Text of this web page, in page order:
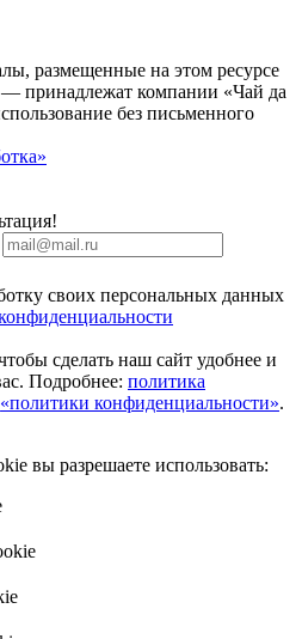
размещенные на этом ресурсе
— принадлежат компании «Чай да
без письменного
своих персональных данных
сделать наш сайт удобнее и
Подробнее: политика
«политики конфиденциальности».
вы разрешаете использовать: